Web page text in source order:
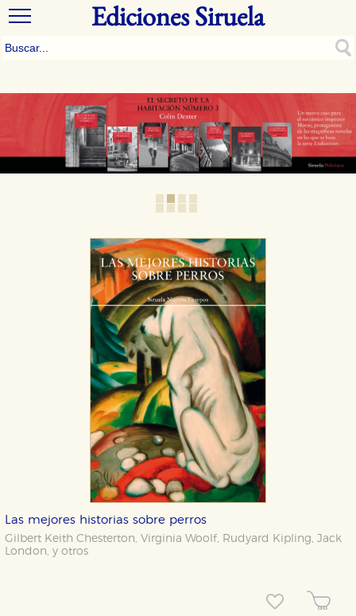
Ediciones Siruela
1 2 3 4
Las mejores historias sobre perros
Gilbert Keith Chesterton,Virginia Woolf, Rudyard Kipling,Jack
London,y otros